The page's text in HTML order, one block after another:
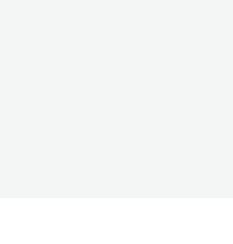
Bitte beachte:
min vor Filmbeginn
Melde dich an, um deine
Nur sofern du die